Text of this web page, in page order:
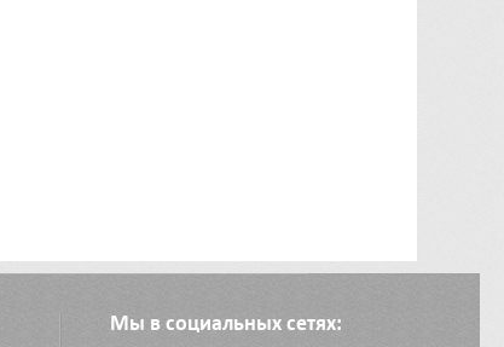
Мы в социальных сетях: